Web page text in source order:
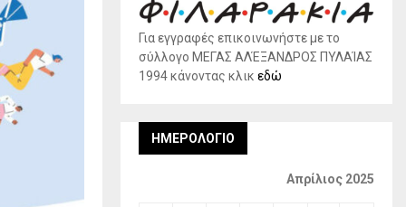
Για εγγραφές επικοινωνήστε με το
σύλλογο ΜΕΓΑΣ ΑΛΈΞΑΝΔΡΟΣ ΠΥΛΑΊΑΣ
1994 κάνοντας κλικ εδώ
ΗΜΕΡΟΛΌΓΙΟ
Απρίλιος 2025